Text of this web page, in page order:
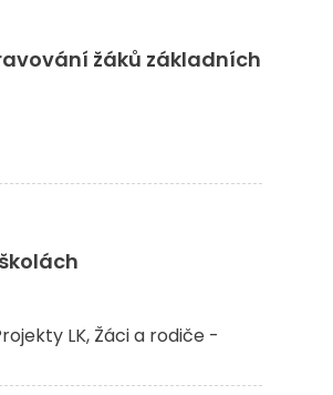
žáků základních
LK Žáci a rodiče -